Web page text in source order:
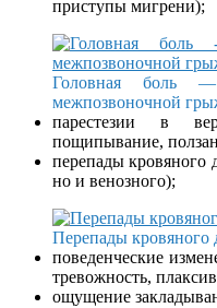
приступы мигрени);
Головная боль
межпозвоночной
парестезии в
пощипывание,
перепады кровяного
но и венозного);
Перепады кровяного
поведенческие
тревожность,
ощущение